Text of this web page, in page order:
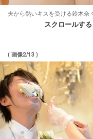
夫から熱いキスを受ける鈴木奈
スクロールす
( 画像2/13 )